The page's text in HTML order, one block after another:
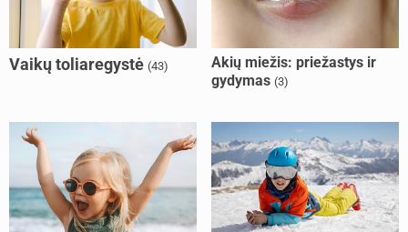
Vaikų toliaregystė (43)
Akių miežis: priežastys ir
gydymas (3)